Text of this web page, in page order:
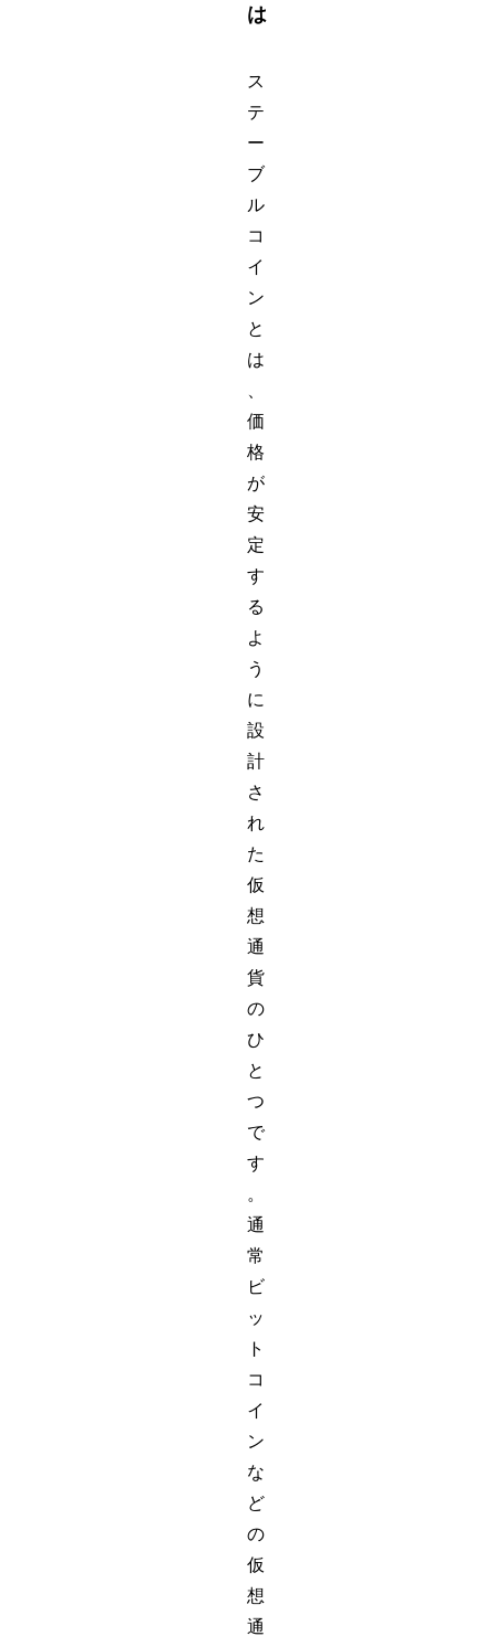
は
ス
テ
ー
ブ
ル
コ
イ
ン
と
は
価
格
が
安
定
す
る
よ
う
に
設
計
さ
れ
た
仮
想
通
貨
の
ひ
と
つ
で
す
。
通
常
ビ
ッ
ト
コ
イ
ン
な
ど
の
仮
想
通